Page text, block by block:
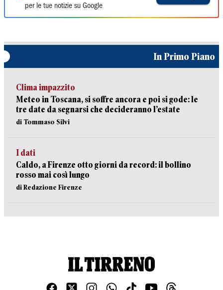
per le tue notizie su Google
In Primo Piano
Clima impazzito
Meteo in Toscana, si soffre ancora e poi si gode: le
tre date da segnarsi che decideranno l’estate
di Tommaso Silvi
I dati
Caldo, a Firenze otto giorni da record: il bollino
rosso mai così lungo
di Redazione Firenze